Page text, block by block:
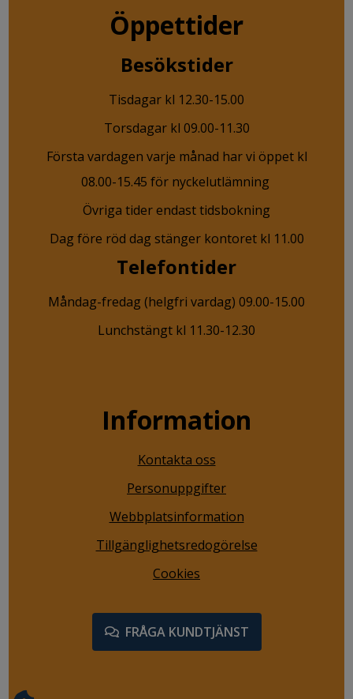
Öppettider
Besökstider
Tisdagar kl 12.30-15.00
Torsdagar kl 09.00-11.30
Första vardagen varje månad har vi öppet kl
08.00-15.45 för nyckelutlämning
Övriga tider endast tidsbokning
Dag före röd dag stänger kontoret kl 11.00
Telefontider
Måndag-fredag (helgfri vardag) 09.00-15.00
Lunchstängt kl 11.30-12.30
Information
Kontakta oss
Personuppgifter
Webbplatsinformation
Tillgänglighetsredogörelse
Cookies
FRÅGA KUNDTJÄNST